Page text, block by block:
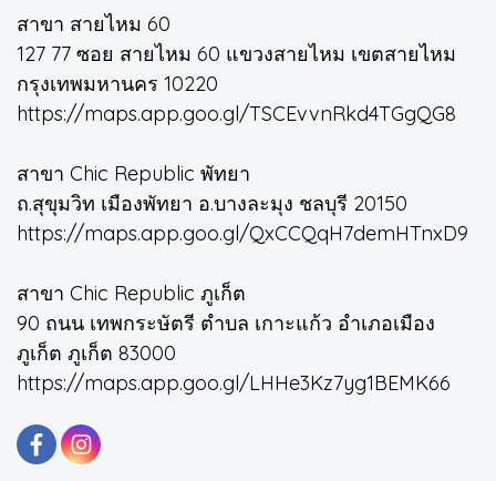
สาขา สายไหม 60
127 77 ซอย สายไหม 60 แขวงสายไหม เขตสายไหม
กรุงเทพมหานคร 10220
https://maps.app.goo.gl/TSCEvvnRkd4TGgQG8
สาขา Chic Republic พัทยา
ถ.สุขุมวิท เมืองพัทยา อ.บางละมุง ชลบุรี 20150
https://maps.app.goo.gl/QxCCQqH7demHTnxD9
สาขา Chic Republic ภูเก็ต
90 ถนน เทพกระษัตรี ตำบล เกาะแก้ว อำเภอเมือง
ภูเก็ต ภูเก็ต 83000
https://maps.app.goo.gl/LHHe3Kz7yg1BEMK66